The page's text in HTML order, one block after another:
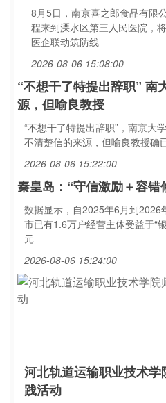
8月5日，南京喜之郎食品有限
程来到溧水区第三人民医院，
医企联动筑防线
2026-08-06 15:08:00
“不想干了特提出辞职” 南
源，但喻良教授
“不想干了特提出辞职”，南京大
不清楚信的来源，但喻良教授确
2026-08-06 15:22:00
秦皇岛：“守信激励＋容
数据显示，自2025年6月到2026
市已有1.6万户经营主体受益于“
元
2026-08-06 15:24:00
河北轨道运输职业技术
践活动